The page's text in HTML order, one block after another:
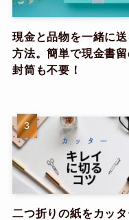
現金と品物を一緒に送
方法。簡単で現金書
封筒も不要！
二つ折りの紙をカッ